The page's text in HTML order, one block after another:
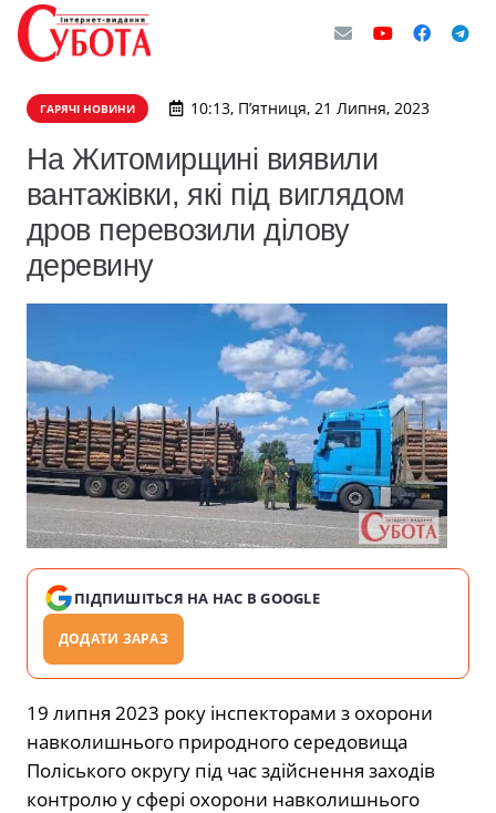
ГАРЯЧІ НОВИНИ 10:13, П’ятниця, 21 Липня, 2023
На Житомирщині виявили
вантажівки, які під виглядом
дров перевозили ділову
деревину
ПІДПИШІТЬСЯ НА НАС В GOOGLE
ДОДАТИ ЗАРАЗ
19 липня 2023 року інспекторами з охорони
навколишнього природного середовища
Поліського округу під час здійснення заходів
контролю у сфері охорони навколишнього